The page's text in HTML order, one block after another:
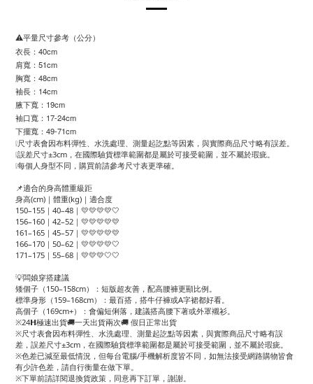
⚠️平量尺寸參考（公分）
衣長：40cm
肩寬：51cm
胸寬：48cm
袖長：14cm
腋下寬：19cm
袖口寬：17-24cm
下擺寬：49-71cm
❕尺寸表會因布料彈性、水洗處理、測量起訖點等因素，與實際商品尺寸略有誤差。
❕誤差尺寸±3cm，在國際驗貨標準範圍都是屬於可接受範圍，並不屬於瑕疵。
❕每個人身型不同，購買前請參考尺寸表更準確。
📌適合的身高體重級距
身高(cm)｜體重(kg)｜適合度
150–155｜40–48｜💛💛💛💛🤍
156–160｜42–52｜💛💛💛💛💛
161–165｜45–57｜💛💛💛💛💛
166–170｜50–62｜💛💛💛💛🤍
171–175｜55–68｜💛💛💛🤍🤍
💡闆娘穿搭建議
矮個子（150–158cm）：短版超友善，配高腰褲更顯比例。
標準身形（159–168cm）：最百搭，搭牛仔褲或A字裙都好看。
高個子（169cm+）：會偏短俐落，建議搭高腰下著或外罩襯衫。
※24𝗛極速出貨🚚一天出貨兩次🚚 假日正常出貨
※尺寸表會因布料彈性、水洗處理、測量起訖點等因素，與實際商品尺寸略有誤
差，誤差尺寸±3cm，在國際驗貨標準範圍都是屬於可接受範圍，並不屬於瑕疵。
※色差已減至最低情況，但每台電腦/手機解析度皆不同，如無法接受網路購物皆會
有少許色差，請自行衡量在做下單。
※下單前請詳閱退換貨政策，同意再下訂單，謝謝。